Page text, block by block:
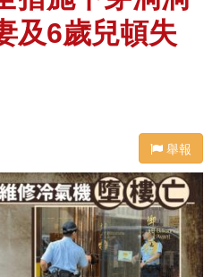
及6歲兒頓失
舉報